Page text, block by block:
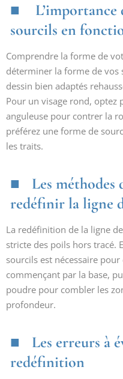
L’importance
sourcils en
Comprendre la forme de
déterminer la forme de vos
dessin bien adaptés
Pour un visage rond, optez
anguleuse pour contrer la
préférez une forme de
les traits.
Les méthodes
redéfinir la ligne
La redéfinition de la ligne
stricte des poils hors tracé.
sourcils est nécessaire
commençant par la base,
poudre pour combler les
profondeur.
Les erreurs à
redéfinition